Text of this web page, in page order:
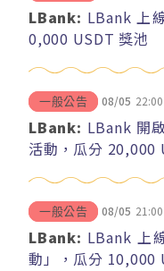
LBank: LBank 上
0,000 USDT 獎池
一般公告 08/05 22:00
LBank: LBank 開
活動，瓜分 20,000
一般公告 08/05 21:00
LBank: LBank 上
動」，瓜分 10,000